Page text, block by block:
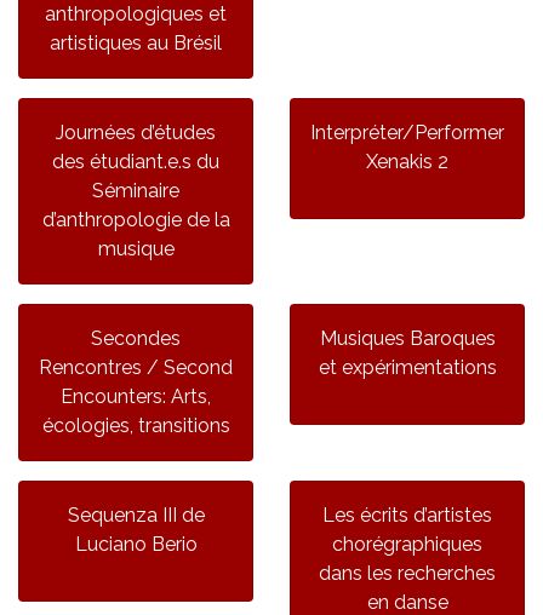
anthropologiques et
artistiques au Brésil
Journées d’études
des étudiant.e.s du
Séminaire
d’anthropologie de la
musique
Interpréter/Performer
Xenakis 2
Secondes
Rencontres / Second
Encounters: Arts,
écologies, transitions
Musiques Baroques
et expérimentations
Sequenza III de
Luciano Berio
Les écrits d’artistes
chorégraphiques
dans les recherches
en danse